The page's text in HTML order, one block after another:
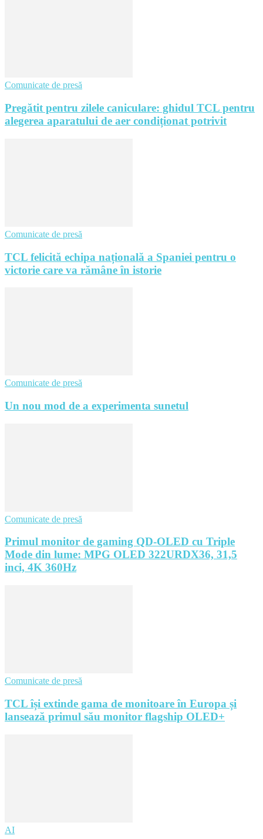
Comunicate de presă
Pregătit pentru zilele caniculare: ghidul TCL pentru
alegerea aparatului de aer condiționat potrivit
Comunicate de presă
TCL felicită echipa națională a Spaniei pentru o
victorie care va rămâne în istorie
Comunicate de presă
Un nou mod de a experimenta sunetul
Comunicate de presă
Primul monitor de gaming QD-OLED cu Triple
Mode din lume: MPG OLED 322URDX36, 31,5
inci, 4K 360Hz
Comunicate de presă
TCL își extinde gama de monitoare în Europa și
lansează primul său monitor flagship OLED+
AI